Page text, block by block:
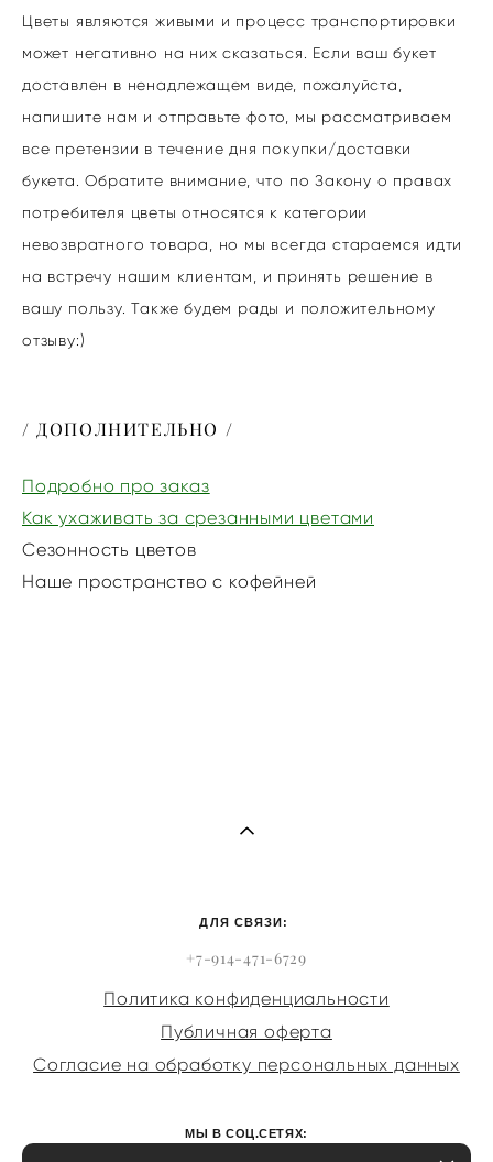
Цветы являются живыми и процесс транспортировки
может негативно на них сказаться. Если ваш букет
доставлен в ненадлежащем виде, пожалуйста,
напишите нам и отправьте фото, мы рассматриваем
все претензии в течение дня покупки/доставки
букета. Обратите внимание, что по Закону о правах
потребителя цветы относятся к категории
невозвратного товара, но мы всегда стараемся идти
на встречу нашим клиентам, и принять решение в
вашу пользу. Также будем рады и положительному
отзыву:)
/ ДОПОЛНИТЕЛЬНО /
Подробно про заказ
Как ухаживать за срезанными цветами
Сезонность цветов
Наше пространство с кофейней
ДЛЯ СВЯЗИ:
+7-914-471-6729
Политика конфиденциальности
Публичная оферта
Согласие на обработку персональных данных
МЫ В СОЦ.СЕТЯХ: